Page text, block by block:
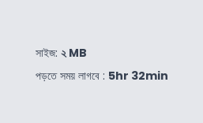
সাইজ: ২ MB
পড়তে সময় লাগবে : 5hr 32min